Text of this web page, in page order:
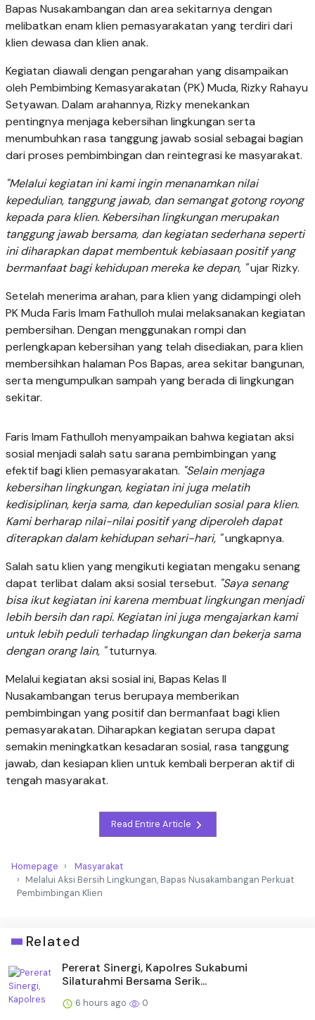
Bapas Nusakambangan dan area sekitarnya dengan
melibatkan enam klien pemasyarakatan yang terdiri dari
klien dewasa dan klien anak.
Kegiatan diawali dengan pengarahan yang disampaikan
oleh Pembimbing Kemasyarakatan (PK) Muda, Rizky Rahayu
Setyawan. Dalam arahannya, Rizky menekankan
pentingnya menjaga kebersihan lingkungan serta
menumbuhkan rasa tanggung jawab sosial sebagai bagian
dari proses pembimbingan dan reintegrasi ke masyarakat.
"Melalui kegiatan ini kami ingin menanamkan nilai
kepedulian, tanggung jawab, dan semangat gotong royong
kepada para klien. Kebersihan lingkungan merupakan
tanggung jawab bersama, dan kegiatan sederhana seperti
ini diharapkan dapat membentuk kebiasaan positif yang
bermanfaat bagi kehidupan mereka ke depan, "ujar Rizky.
Setelah menerima arahan, para klien yang didampingi oleh
PK Muda Faris Imam Fathulloh mulai melaksanakan kegiatan
pembersihan. Dengan menggunakan rompi dan
perlengkapan kebersihan yang telah disediakan, para klien
membersihkan halaman Pos Bapas, area sekitar bangunan,
serta mengumpulkan sampah yang berada di lingkungan
sekitar.
Faris Imam Fathulloh menyampaikan bahwa kegiatan aksi
sosial menjadi salah satu sarana pembimbingan yang
efektif bagi klien pemasyarakatan. "Selain menjaga
kebersihan lingkungan, kegiatan ini juga melatih
kedisiplinan, kerja sama, dan kepedulian sosial para klien.
Kami berharap nilai-nilai positif yang diperoleh dapat
diterapkan dalam kehidupan sehari-hari, "ungkapnya.
Salah satu klien yang mengikuti kegiatan mengaku senang
dapat terlibat dalam aksi sosial tersebut. "Saya senang
bisa ikut kegiatan ini karena membuat lingkungan menjadi
lebih bersih dan rapi. Kegiatan ini juga mengajarkan kami
untuk lebih peduli terhadap lingkungan dan bekerja sama
dengan orang lain, "tuturnya.
Melalui kegiatan aksi sosial ini, Bapas Kelas II
Nusakambangan terus berupaya memberikan
pembimbingan yang positif dan bermanfaat bagi klien
pemasyarakatan. Diharapkan kegiatan serupa dapat
semakin meningkatkan kesadaran sosial, rasa tanggung
jawab, dan kesiapan klien untuk kembali berperan aktif di
tengah masyarakat.
Read Entire Article
Homepage
Masyarakat
Melalui Aksi Bersih Lingkungan, Bapas Nusakambangan Perkuat
Pembimbingan Klien
Related
Pererat Sinergi, Kapolres Sukabumi
Silaturahmi Bersama Serik...
6 hours ago 0